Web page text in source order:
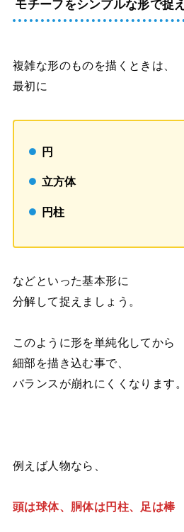
モチーフをシンプルな形で捉
複雑な形のものを描くときは、
最初に
円
立方体
円柱
などといった基本形に
分解して捉えましょう。
このように形を単純化してから
細部を描き込む事で、
バランスが崩れにくくなります。
例えば人物なら、
頭は球体、胴体は円柱、足は棒